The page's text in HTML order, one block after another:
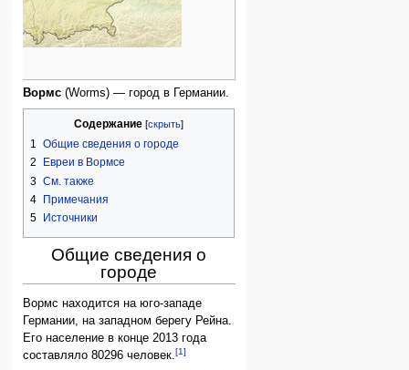
Вормс (Worms) — город в Германии.
Содержание
1 Общие сведения о городе
2
Евреи в Вормсе
3 См. также
4 Примечания
5
Источники
Общие сведения о
городе
Вормс находится на юго-западе
Германии, на западном берегу Рейна.
Его население в конце 2013 года
составляло 80296 человек.[1]